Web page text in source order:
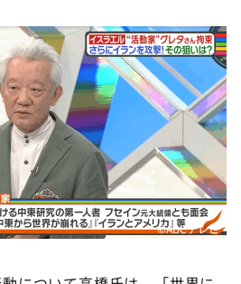
©ABCテレビ